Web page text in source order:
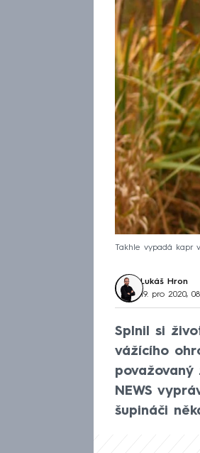
Takhle vypadá kapr
Lukáš Hron
19. pro 2020,
Splnil si
vážícího
NEWS
šupináči